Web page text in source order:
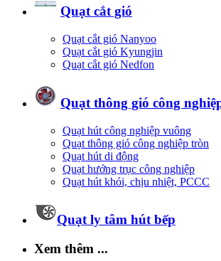
Quạt cắt gió
Quạt cắt gió Nanyoo
Quạt cắt gió Kyungjin
Quạt cắt gió Nedfon
Quạt thông gió công
Quạt hút công nghiệp vuông
Quạt thông gió công nghiệp tròn
Quạt hút di động
Quạt hướng trục công nghiệp
Quạt hút khói, chịu nhiệt, PCCC
Quạt ly tâm hút bếp
Xem thêm ...